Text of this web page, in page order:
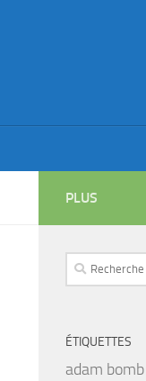
PLUS
Rechercher :
ÉTIQUETTES
adam bomb